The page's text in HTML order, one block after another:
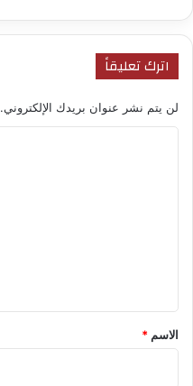
اترك تعليقاً
لن يتم نشر عنوان بريدك الإلكتروني.
*
الاسم *